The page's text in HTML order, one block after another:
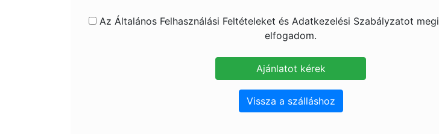
Az Általános Felhasználási Feltételeket és Adatkezelési Szabályzatot
elfogadom.
Vissza a szálláshoz